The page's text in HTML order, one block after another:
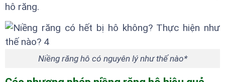
hô răng.
Niềng răng hô có nguyên lý như thế nào*